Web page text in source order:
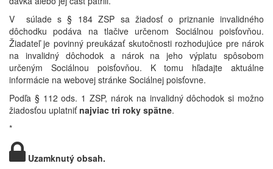
V súlade s § 184 ZSP sa žiadosť o priznanie invalidného
dôchodku podáva na tlačive určenom Sociálnou poisťovňou.
Žiadateľ je povinný preukázať skutočnosti rozhodujúce pre nárok
na invalidný dôchodok a nárok na jeho výplatu spôsobom
určeným Sociálnou poisťovňou. K tomu hľadajte aktuálne
informácie na webovej stránke Sociálnej poisťovne.
Podľa § 112 ods. 1 ZSP, nárok na invalidný dôchodok si možno
žiadosťou uplatniťnajviac tri roky spätne.
*
Uzamknutý obsah.